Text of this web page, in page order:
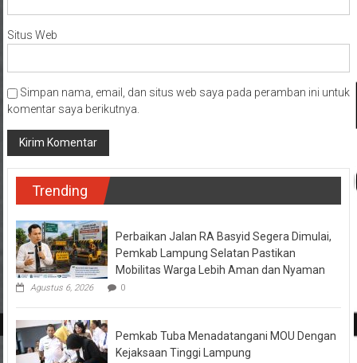
Situs Web
Simpan nama, email, dan situs web saya pada peramban ini untuk
komentar saya berikutnya.
Trending
Perbaikan Jalan RA Basyid Segera Dimulai,
Pemkab Lampung Selatan Pastikan
Mobilitas Warga Lebih Aman dan Nyaman
Agustus 6, 2026 0
Pemkab Tuba Menadatangani MOU Dengan
Kejaksaan Tinggi Lampung